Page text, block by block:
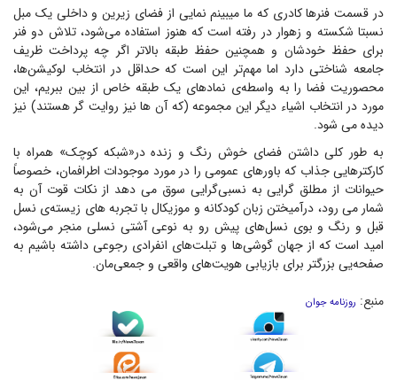
در قسمت فنرها کادری که ما میبینم نمایی از فضای زیرین و داخلی یک مبل
نسبتا شکسته و زهوار در رفته است که هنوز استفاده می‌شود، تلاش دو فنر
برای حفظ خودشان و همچنین حفظ طبقه بالاتر اگر چه پرداخت ظریف
جامعه شناختی دارد اما مهم‌تر این است که حداقل در انتخاب لوکیشن‌ها،
محصوریت فضا را به واسطه‌ی نمادهای یک طبقه خاص از بین ببریم، این
مورد در انتخاب اشیاء دیگر این مجموعه (که آن ها نیز روایت گر هستند) نیز
دیده می شود.
به طور کلی داشتن فضای خوش رنگ و زنده در«شبکه کوچک» همراه با
کارکترهایی جذاب که باورهای عمومی را در مورد موجودات اطرافمان، خصوصاً
حیوانات از مطلق گرایی به نسبی‌گرایی سوق می دهد از نکات قوت آن به
شمار می رود، درآمیختن زبان کودکانه و موزیکال با تجربه های زیسته‌ی نسل
قبل و رنگ و بوی نسل‌های پیش رو به نوعی آشتی نسلی منجر می‌شود،
امید است که از جهان گوشی‌ها و تبلت‌های انفرادی رجوعی داشته باشیم به
صفحه‌یی بزرگتر برای بازیابی هویت‌های واقعی و جمعی‌مان.
منبع: روزنامه جوان